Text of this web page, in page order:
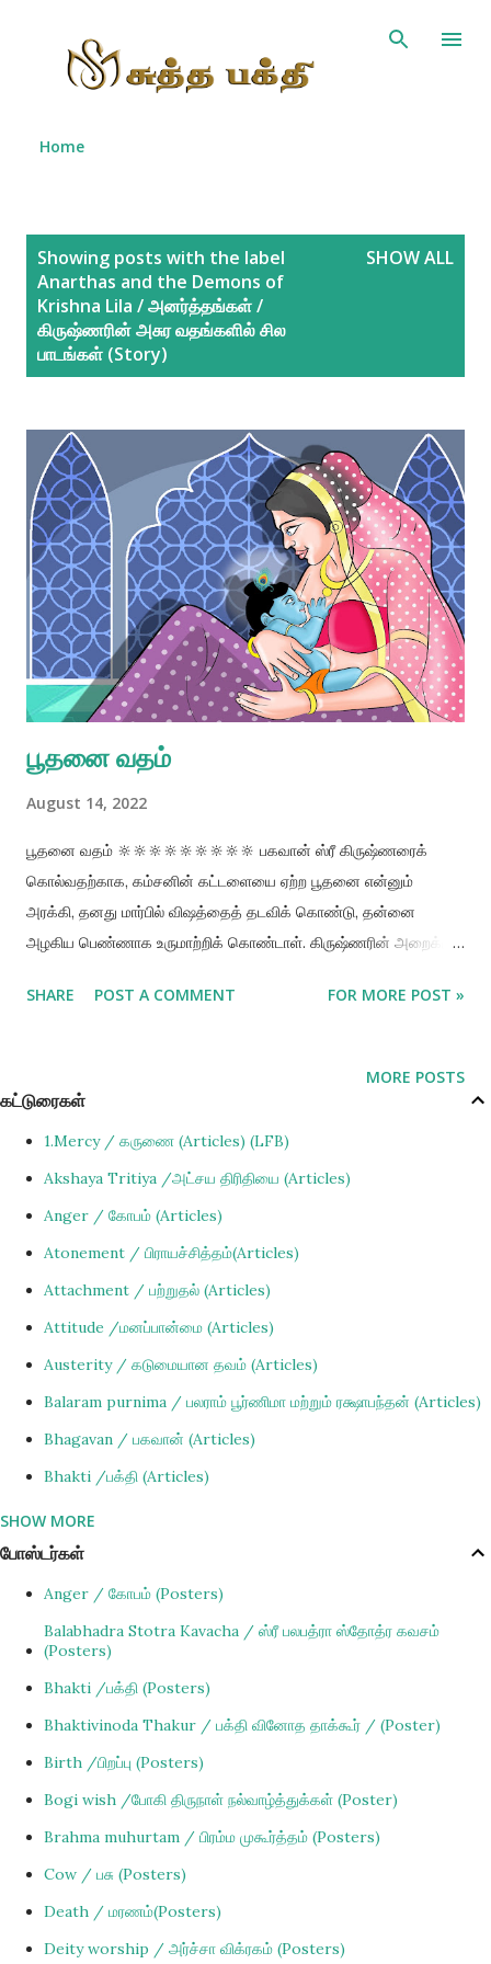
Home
Showing posts with the label
Anarthas and the Demons of
Krishna Lila / அனர்த்தங்கள் /
கிருஷ்ணரின் அசுர வதங்களில் சில
பாடங்கள் (Story)
SHOW ALL
பூதனை வதம்
August 14, 2022
பூதனை வதம் 🔆🔆🔆🔆🔆🔆🔆🔆🔆 பகவான் ஸ்ரீ கிருஷ்ணரைக்
கொல்வதற்காக, கம்சனின் கட்டளையை ஏற்ற பூதனை என்னும்
அரக்கி, தனது மார்பில் விஷத்தைத் தடவிக் கொண்டு, தன்னை
அழகிய பெண்ணாக உருமாற்றிக் கொண்டாள். கிருஷ்ணரின் அறைக்குச்
கிருஷ்ணர் பாலை உறிஞ்சும்போது அவளது உயிரையும் உறிய ஆரம்பித்தார்.
மாண்டு போனாள். அதன் பிறகு, பூதனையின் நெஞ்சில் விளையாடிக்
கௌடீய வைஷ்ணவ ஆச்சாரியர்களில் ஒருவரான ஸ்ரீல பக்திவினோத
தாகூர், பூதனையை இதயத்தில் குடி கொண்டிருக்கும் பொய்யான
ஆன்மீக குருவிற்கு ஒப்பிடுகிறார். மற்றவரின் பார்வைக்கு பூதனை
கிருஷ்ணரின் ஆரோக்கியத்திற்காக அவருக்கு பாலூட்ட முனைந்ததாக
தோன்றலாம், ஆனால் அவளது நோக்கம் கிருஷ்ணரைக் கொல்ல
மீதான ஆரோக்கியமான தூய அன்பை வளர்ப்பதற்கு உதவுவதுபோல
காணப்பட்டாலும், பிறரை புலனுகர்ச்சி விஷயங்களில் ஈடுபட வைப்ப...
SHARE POST A COMMENT FOR MORE POST »
MORE POSTS
கட்டுரைகள்
1.Mercy / கருணை (Articles) (LFB)
Akshaya Tritiya /அட்சய திரிதியை (Articles)
Anger / கோபம் (Articles)
Atonement / பிராயச்சித்தம்(Articles)
Attachment / பற்றுதல் (Articles)
Attitude /மனப்பான்மை (Articles)
Austerity / கடுமையான தவம் (Articles)
Balaram purnima / பலராம் பூர்ணிமா மற்றும் ரக்ஷாபந்தன் (Articles)
Bhagavan / பகவான் (Articles)
Bhakti /பக்தி (Articles)
Bhisma. / பீஷ்மதேவர் (Articles)
Chanting / ஜபித்தல் (Articles)
Creations / ஸ்ருஷ்டி (Articles)
Danger / அபாயம் (Articles)
Death / மரணம்(Articles)
Deity worship / விக்ரஹ வழிபாடு (Articles)
Devotional Service / பக்தி தொண்டு (Articles)
Dharma / தர்மம் (Articles)
Distress /துன்பம் (Articles)
Duty /கடமை (Articles)
Ego /அகஙகாரம் (Articles)
Faith / நம்பிக்கை(Articles)
SHOW MORE
போஸ்டர்கள்
Anger / கோபம் (Posters)
Balabhadra Stotra Kavacha / ஸ்ரீ பலபத்ரா ஸ்தோத்ர கவசம்
(Posters)
Bhakti /பக்தி (Posters)
Bhaktivinoda Thakur / பக்தி வினோத தாக்கூர் / (Poster)
Birth /பிறப்பு (Posters)
Bogi wish /போகி திருநாள் நல்வாழ்த்துக்கள் (Poster)
Brahma muhurtam / பிரம்ம முகூர்த்தம் (Posters)
Cow / பசு (Posters)
Death / மரணம்(Posters)
Deity worship / அர்ச்சா விக்ரகம் (Posters)